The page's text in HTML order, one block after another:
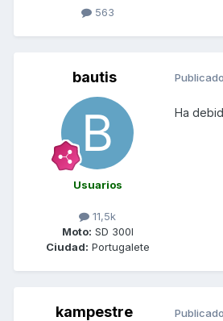
563
bautis
Usuarios
11,5k
Moto: SD 300I
Ciudad: Portugalete
Publicado
Ha
kampestre Publicado